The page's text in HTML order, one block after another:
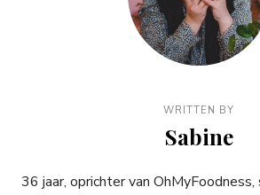
WRITTEN BY
Sabine
36 jaar, oprichter van